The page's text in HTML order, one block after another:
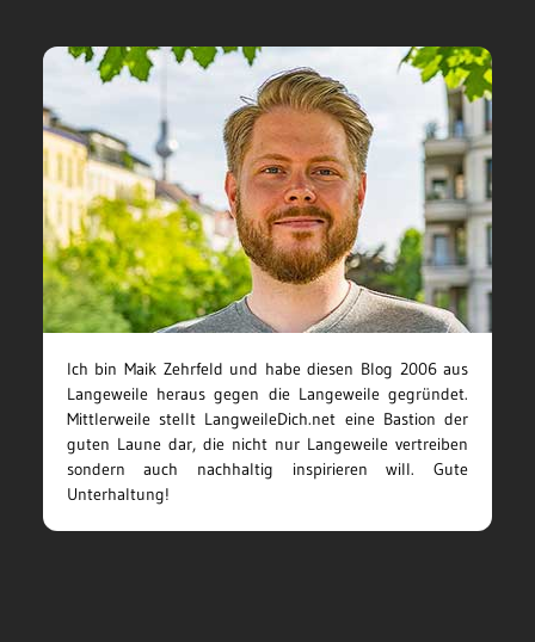
Ich bin Maik Zehrfeld und habe diesen Blog 2006 aus
Langeweile heraus gegen die Langeweile gegründet.
Mittlerweile stellt LangweileDich.net eine Bastion der
guten Laune dar, die nicht nur Langeweile vertreiben
sondern auch nachhaltig inspirieren will. Gute
Unterhaltung!